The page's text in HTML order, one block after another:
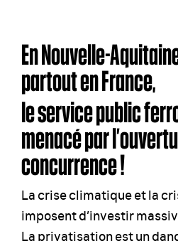
En Nouvelle-
partout en France,
le service public
menacé par
concurrence !
La crise climatique et la
imposent d’investir
La privatisation est un